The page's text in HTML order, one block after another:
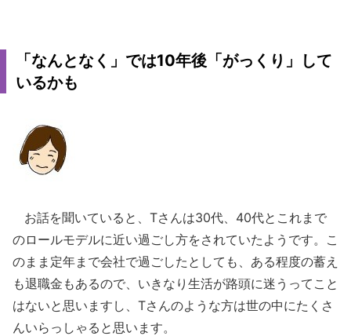
「なんとなく」では10年後「がっくり」して
いるかも
お話を聞いていると、Tさんは30代、40代とこれまで
のロールモデルに近い過ごし方をされていたようです。こ
のまま定年まで会社で過ごしたとしても、ある程度の蓄え
も退職金もあるので、いきなり生活が路頭に迷うってこと
はないと思いますし、Tさんのような方は世の中にたくさ
んいらっしゃると思います。